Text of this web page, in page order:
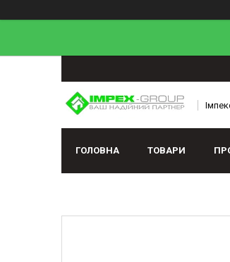
ГОЛОВНА ТОВАРИ